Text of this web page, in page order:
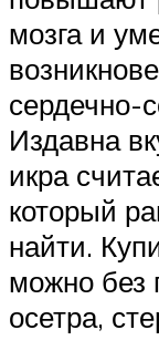
мозга и
сердечно-
Издавна
икра
который
найти.
можно без
осетра,